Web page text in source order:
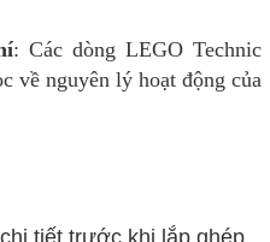
: Các dòng LEGO Technic
về nguyên lý hoạt động của